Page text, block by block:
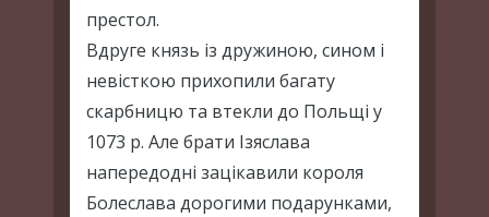
престол.
Вдруге князь із дружиною, сином і
невісткою прихопили багату
скарбницю та втекли до Польщі у
1073 р. Але брати Ізяслава
напередодні зацікавили короля
Болеслава дорогими подарунками,